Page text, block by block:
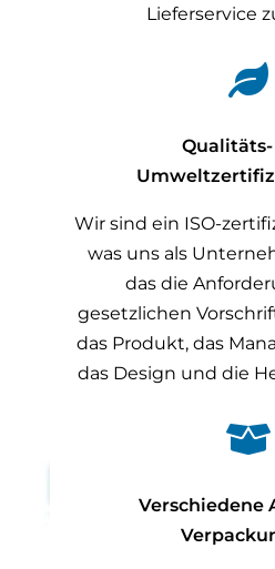
Lieferservice

Wir sind ein ISO-
was uns als
das die
gesetzlichen
das Produkt, das
das Design und die

Verschiedene